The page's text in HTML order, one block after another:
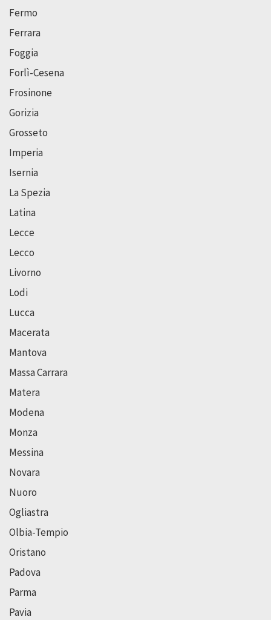
Fermo
Ferrara
Foggia
Forlì-Cesena
Frosinone
Gorizia
Grosseto
Imperia
Isernia
La Spezia
Latina
Lecce
Lecco
Livorno
Lodi
Lucca
Macerata
Mantova
Massa Carrara
Matera
Modena
Monza
Messina
Novara
Nuoro
Ogliastra
Olbia-Tempio
Oristano
Padova
Parma
Pavia